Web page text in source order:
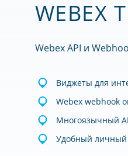
WEBEX
Webex API и
Виджеты для
Webex webhook
Многоязычный
Удобный личный